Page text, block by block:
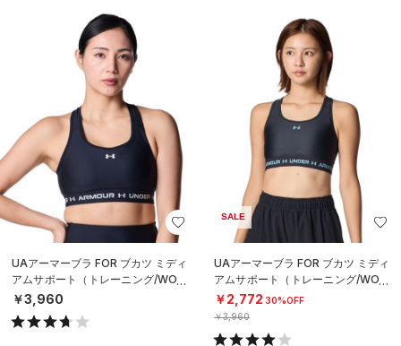
UAアーマーブラ FOR ブカツ ミディ
アムサポート（トレーニング/WOM
EN）
￥3,960
SALE
UAアーマーブラ FOR ブカツ ミディ
アムサポート（トレーニング/WOM
EN）
￥2,772 30%OFF
￥3,960